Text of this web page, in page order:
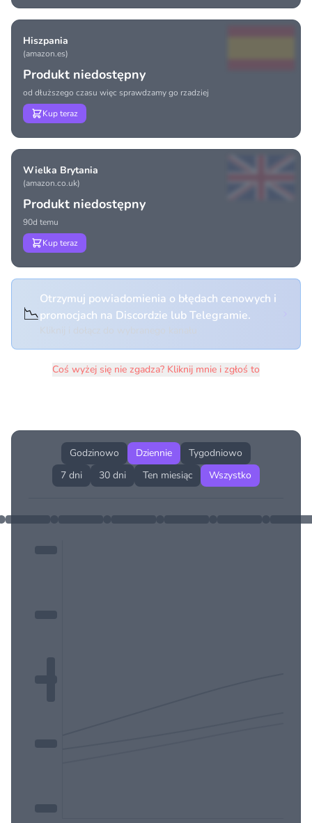
Hiszpania
(amazon.es)
Produkt niedostępny
od dłuższego czasu więc sprawdzamy go rzadziej
Kup teraz
Wielka Brytania
(amazon.co.uk)
Produkt niedostępny
90d temu
Kup teraz
📉
Otrzymuj powiadomienia o błędach cenowych i
promocjach na Discordzie lub Telegramie.
Coś wyżej się nie zgadza? Kliknij mnie i zgłoś to
Godzinowo Dziennie
Tygodniowo
7 dni
30 dni Ten miesiąc Wszystko